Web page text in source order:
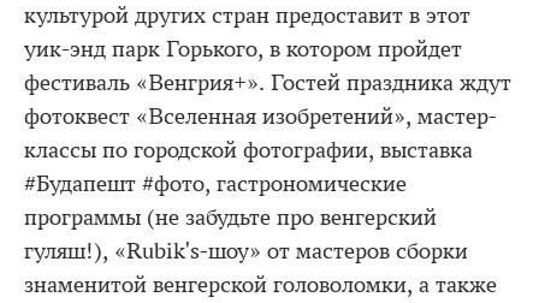
культурой других стран предоставит в этот
уик-энд парк Горького, в котором пройдет
фестиваль «Венгрия+». Гостей праздника ждут
фотоквест «Вселенная изобретений», мастер-
классы по городской фотографии, выставка
#Будапешт #фото, гастрономические
программы (не забудьте про венгерский
гуляш!), «Rubik's-шоу» от мастеров сборки
знаменитой венгерской головоломки, а также